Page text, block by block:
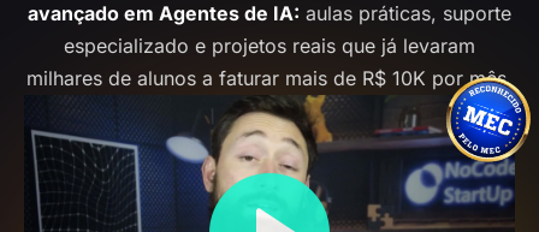
avançado em Agentes de IA: aulas práticas, suporte
especializado e projetos reais que já levaram
milhares de alunos a faturar mais de R$ 10K por mês.